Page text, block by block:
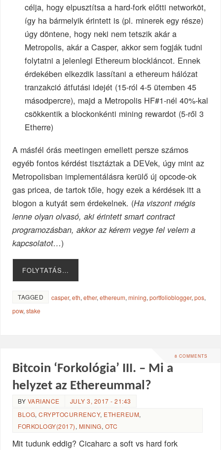
célja, hogy elpusztítsa a hard-fork előtti networköt,
így ha bármelyik érintett is (pl. minerek egy része)
úgy döntene, hogy neki nem tetszik akár a
Metropolis, akár a Casper, akkor sem fogják tudni
folytatni a jelenlegi Ethereum blockláncot. Ennek
érdekében elkezdik lassítani a ethereum hálózat
tranzakció átfutási idejét (15-ról 4-5 ütemben 45
másodpercre), majd a Metropolis HF#1-nél 40%-kal
csökkentik a blockonkénti mining rewardot (5-ről 3
Etherre)
A másfél órás meetingen emellett persze számos
egyéb fontos kérdést tisztáztak a DEVek, úgy mint az
Metropolisban implementálásra kerülő új opcode-ok
gas pricea, de tartok tőle, hogy ezek a kérdések itt a
blogon a kutyát sem érdekelnek. (Ha viszont mégis
lenne olyan olvasó, aki érintett smart contract
programozásban, akkor az kérem vegye fel velem a
kapcsolatot…)
FOLYTATÁS…
TAGGED casper,eth,ether,ethereum,mining,portfolioblogger,pos,
pow,stake
8 COMMENTS
Bitcoin ‘Forkológia’ III. – Mi a
helyzet az Ethereummal?
BY VARIANCE
JULY 3, 2017 - 21:43
BLOG,CRYPTOCURRENCY, ETHEREUM,
FORKOLOGY(2017), MINING, OTC
Mit tudunk eddig? Cicaharc a soft vs hard fork